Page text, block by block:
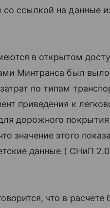
ссылкой на данные
в открытом
Минтранса был
по типам
приведения к
дорожного покрытия
значение этого
данные ( СНиП
что в расчете